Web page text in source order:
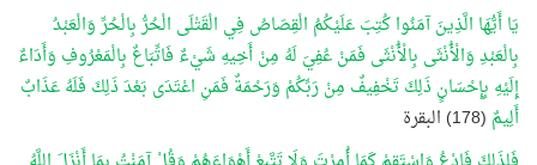
يَا أَيُّهَا الَّذِينَ آمَنُوا كُتِبَ عَلَيْكُمُ الْقِصَاصُ فِي الْقَتْلَى الْحُرُّ بِالْحُرِّ وَالْعَبْدُ
بِالْعَبْدِ وَالْأُنْثَى بِالْأُنْثَى فَمَنْ عُفِيَ لَهُ مِنْ أَخِيهِ شَيْءٌ فَاتِّبَاعٌ بِالْمَعْرُوفِ وَأَدَاءٌ
إِلَيْهِ بِإِحْسَانٍ ذَلِكَ تَخْفِيفٌ مِنْ رَبِّكُمْ وَرَحْمَةٌ فَمَنِ اعْتَدَى بَعْدَ ذَلِكَ فَلَهُ عَذَابٌ
أَلِيمٌ (178) البقرة